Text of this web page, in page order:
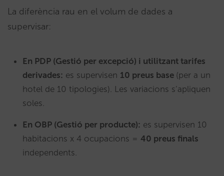
La diferència rau en el volum de dades a
supervisar:
En PDP (Gestió per excepció) i utilitzant tarifes
derivades: es supervisen 10 preus base (per a un
hotel de 10 tipologies). Les variacions s’apliquen
soles.
En OBP (Gestió per producte): es supervisen 10
habitacions x 4 ocupacions = 40 preus finals
independents.